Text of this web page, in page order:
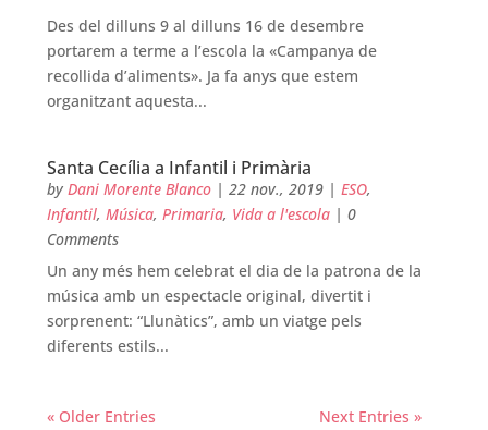
Des del dilluns 9 al dilluns 16 de desembre
portarem a terme a l’escola la «Campanya de
recollida d’aliments». Ja fa anys que estem
organitzant aquesta...
Santa Cecília a Infantil i Primària
by Dani Morente Blanco | 22 nov., 2019 | ESO,
Infantil, Música, Primaria, Vida a l'escola | 0
Comments
Un any més hem celebrat el dia de la patrona de la
música amb un espectacle original, divertit i
sorprenent: “Llunàtics”, amb un viatge pels
diferents estils...
« Older Entries Next Entries »